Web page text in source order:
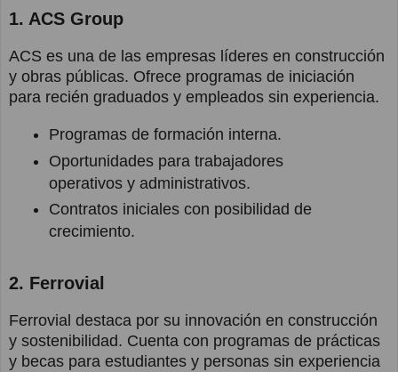
1. ACS Group
ACS es una de las empresas líderes en construcción
y obras públicas. Ofrece programas de iniciación
para recién graduados y empleados sin experiencia.
Programas de formación interna.
Oportunidades para trabajadores
operativos y administrativos.
Contratos iniciales con posibilidad de
crecimiento.
2. Ferrovial
Ferrovial destaca por su innovación en construcción
y sostenibilidad. Cuenta con programas de prácticas
y becas para estudiantes y personas sin experiencia